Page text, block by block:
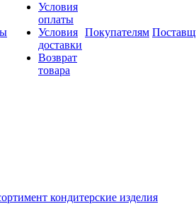
Условия
оплаты
Условия
доставки
Возврат
товара
Покупателям
кондитерские изделия